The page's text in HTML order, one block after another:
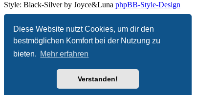
Diese Website nutzt Cookies, um dir den
bestmöglichen Komfort bei der Nutzung zu
bieten. Mehr erfahren
Verstanden!
Style: Black-Silver by Joyce&Luna phpBB-Style-Design